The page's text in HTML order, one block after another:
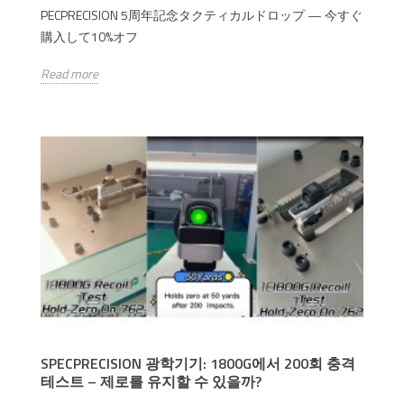
PECPRECISION 5周年記念タクティカルドロップ — 今すぐ
購入して10%オフ
Read more
SPECPRECISION 광학기기: 1800G에서 200회 충격
테스트 – 제로를 유지할 수 있을까?